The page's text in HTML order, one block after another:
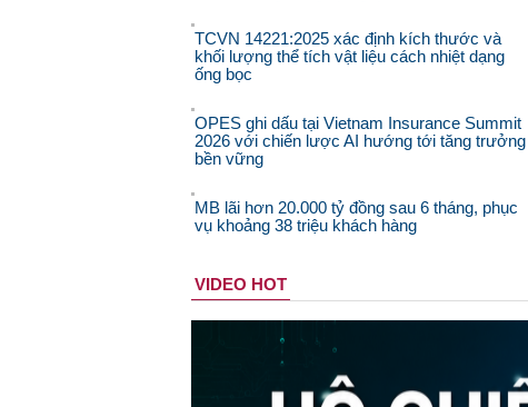
TCVN 14221:2025 xác định kích thước và
khối lượng thể tích vật liệu cách nhiệt dạng
ống bọc
OPES ghi dấu tại Vietnam Insurance Summit
2026 với chiến lược AI hướng tới tăng trưởng
bền vững
MB lãi hơn 20.000 tỷ đồng sau 6 tháng, phục
vụ khoảng 38 triệu khách hàng
VIDEO HOT